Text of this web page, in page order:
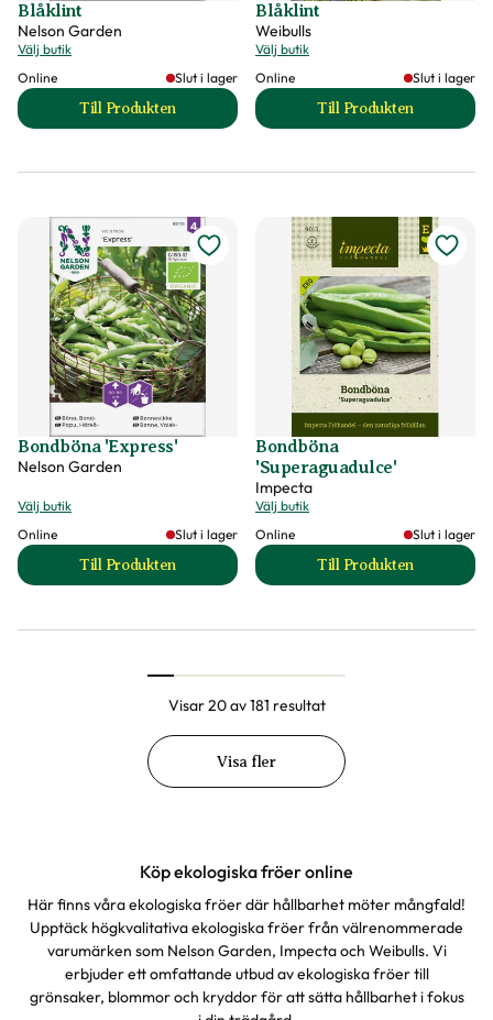
Blåklint
Nelson Garden
Välj butik
Online
Slut i lager
Till Produkten
till Blåklint produktsida
Blåklint
Weibulls
Välj butik
Online
Slut i lager
Till Produkten
till Blåklint
Bondböna 'Express'
Nelson Garden
Välj butik
Online
Slut i lager
Till Produkten
till Bondböna 'Express' produktsida
Bondböna
'Superaguadulce'
Impecta
Välj butik
Online
Slut i lager
Till Produkten
till Bondböna
Visar 20 av 181 resultat
Visa fler
Köp ekologiska fröer online
Här finns våra ekologiska fröer där hållbarhet möter mångfald!
Upptäck högkvalitativa ekologiska fröer från välrenommerade
varumärken som Nelson Garden, Impecta och Weibulls. Vi
erbjuder ett omfattande utbud av ekologiska fröer till
grönsaker, blommor och kryddor för att sätta hållbarhet i fokus